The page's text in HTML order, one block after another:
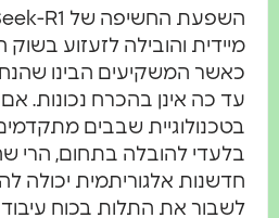
מיידית והובילה לזעזוע
כאשר המשקיעים הבינו
עד כה אינן בהכרח נכונות.
בטכנולוגיית שבבים
בלעדי להובלה בתחום, הרי
חדשנות אלגוריתמית יכולה
לשבור את התלות בכוח